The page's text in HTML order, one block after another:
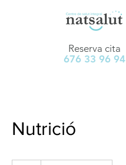
Reserva cita
676 33 96 94
Nutrició